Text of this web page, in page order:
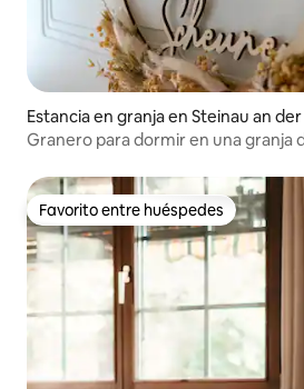
Estancia en granja en Steinau an
Granero para dormir en una granja
Favorito entre huéspedes
Favorito entre huéspedes